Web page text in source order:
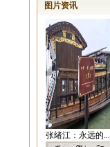
图片资讯
张绪江：永远的...